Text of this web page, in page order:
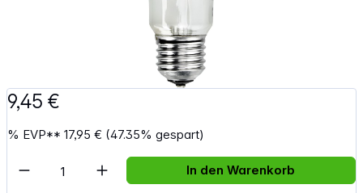
9,45 €
% EVP**17,95 € (47.35% gespart)
Artikel Anzahl: Gib den gewünschten
In den Warenkorb